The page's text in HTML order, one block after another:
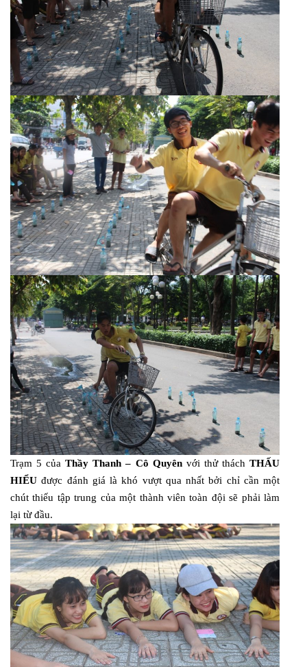
Trạm 5 củaThầy Thanh – Cô Quyênvới thử tháchTHẤU
HIỂU được đánh giá là khó vượt qua nhất bởi chỉ cần một
chút thiếu tập trung của một thành viên toàn đội sẽ phải làm
lại từ đầu.